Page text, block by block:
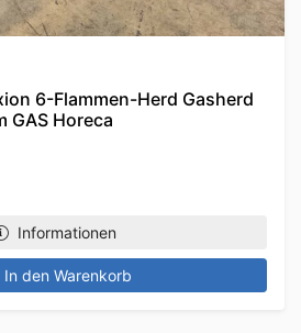
6-Flammen-Herd Gasherd
GAS Horeca
Informationen
In den Warenkorb